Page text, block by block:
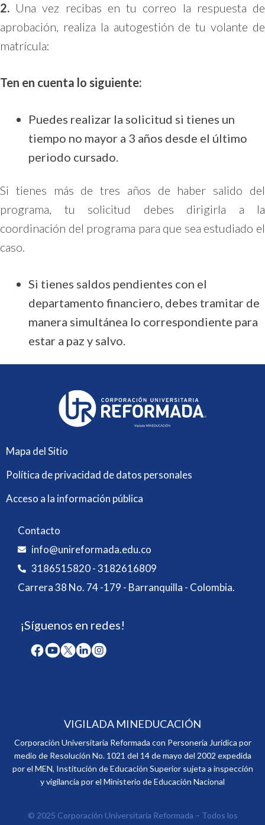
2. Una vez recibas en tu correo la respuesta de
aprobación, realiza la autogestión de tu volante de
matrícula:
Ten en cuenta lo siguiente:
Puedes realizar la solicitud si tienes un
tiempo no mayor a 3 años desde el último
periodo cursado.
Si tienes más de tres años de haber salido del
programa, tu solicitud debes dirigirla a la
coordinación del programa para que sea estudiado el
caso.
Si tienes saldos pendientes con el
departamento financiero, debes tramitar de
manera simultánea lo correspondiente para
estar a paz y salvo.
Mapa del Sitio
Política de privacidad de datos personales
Acceso a la información pública
Contacto
info@unireformada.edu.co
3186515820 - 3182616809
Carrera 38 No. 74 -179 - Barranquilla - Colombia.
¡Síguenos en redes!
VIGILADA MINEDUCACIÓN
Corporación Universitaria Reformada con Personería Jurídica por
medio de Resolución No. 1021 del 14 de mayo del 2002 expedida
por el MEN, Institución de Educación Superior sujeta a inspección
y vigilancia por el Ministerio de Educación Nacional
© 2025 Corporación Universitaria Reformada – Todos los